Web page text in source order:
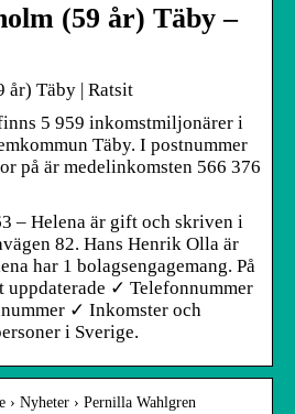
(59 år) Täby –
år) Täby | Ratsit
5 959 inkomstmiljonärer i
Täby. I postnummer
på är medelinkomsten 566 376
– Helena är gift och skriven i
82. Hans Henrik Olla är
har 1 bolagsengagemang. På
uppdaterade ✓ Telefonnummer
✓ Inkomster och
i Sverige.
› Nyheter › Pernilla Wahlgren